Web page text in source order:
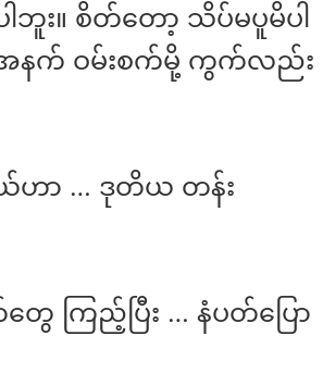
း။ စိတ်တော့ သိပ်မပူမိပါ
အနက် ဝမ်းစက်မို့ ကွက်လည်း
ယ်ဟာ … ဒုတိယ တန်း
ေ ကြည့်ပြီး … နံပတ်ပြော